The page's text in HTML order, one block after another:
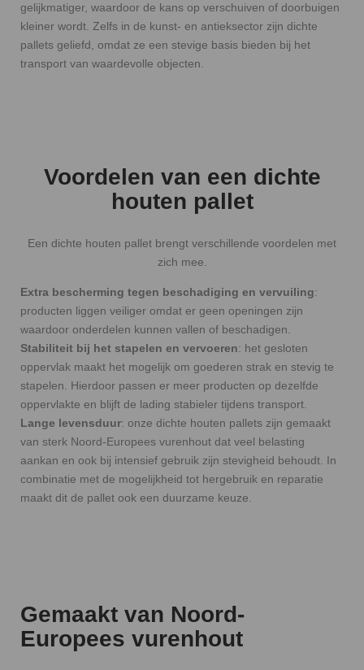
gelijkmatiger, waardoor de kans op verschuiven of doorbuigen
kleiner wordt. Zelfs in de kunst- en antieksector zijn dichte
pallets geliefd, omdat ze een stevige basis bieden bij het
transport van waardevolle objecten.
Voordelen van een dichte
houten pallet
Een dichte houten pallet brengt verschillende voordelen met
zich mee.
Extra bescherming tegen beschadiging en vervuiling:
producten liggen veiliger omdat er geen openingen zijn
waardoor onderdelen kunnen vallen of beschadigen.
Stabiliteit bij het stapelen en vervoeren: het gesloten
oppervlak maakt het mogelijk om goederen strak en stevig te
stapelen. Hierdoor passen er meer producten op dezelfde
oppervlakte en blijft de lading stabieler tijdens transport.
Lange levensduur: onze dichte houten pallets zijn gemaakt
van sterk Noord-Europees vurenhout dat veel belasting
aankan en ook bij intensief gebruik zijn stevigheid behoudt. In
combinatie met de mogelijkheid tot hergebruik en reparatie
maakt dit de pallet ook een duurzame keuze.
Gemaakt van Noord-
Europees vurenhout